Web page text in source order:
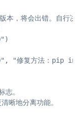
，将会出错。自行决
"修复方法：
。
晰地分离功能。